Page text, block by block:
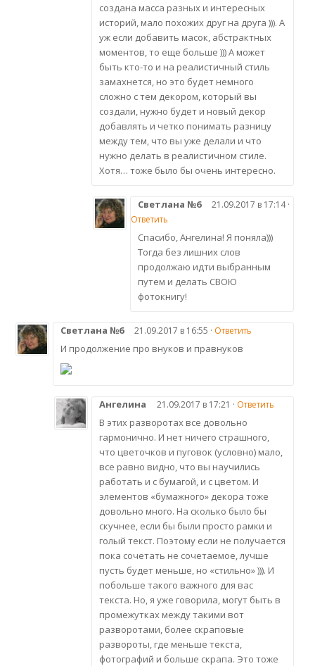
создана масса разных и интересных
историй, мало похожих друг на друга ))). А
уж если добавить масок, абстрактных
моментов, то еще больше ))) А может
быть кто-то и на реалистичный стиль
замахнется, но это будет немного
сложно с тем декором, который вы
создали, нужно будет и новый декор
добавлять и четко понимать разницу
между тем, что вы уже делали и что
нужно делать в реалистичном стиле.
Хотя… тоже было бы очень интересно.
Светлана №6
21.09.2017 в 17:14 ·
Ответить
Спасибо, Ангелина! Я поняла)))
Тогда без лишних слов
продолжаю идти выбранным
путем и делать СВОЮ
фотокнигу!
Светлана №6 21.09.2017 в 16:55 · Ответить
И продолжение про внуков и правнуков
Ангелина 21.09.2017 в 17:21 · Ответить
В этих разворотах все довольно
гармонично. И нет ничего страшного,
что цветочков и пуговок (условно) мало,
все равно видно, что вы научились
работать и с бумагой, и с цветом. И
элементов «бумажного» декора тоже
довольно много. На сколько было бы
скучнее, если бы были просто рамки и
голый текст. Поэтому если не получается
пока сочетать не сочетаемое, лучше
пусть будет меньше, но «стильно» ))). И
побольше такого важного для вас
текста. Но, я уже говорила, могут быть в
промежутках между такими вот
разворотами, более скраповые
развороты, где меньше текста,
фотографий и больше скрапа. Это тоже